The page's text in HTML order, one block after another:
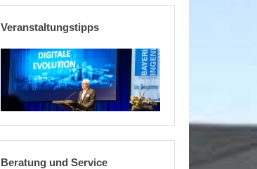
Veranstaltungstipps
Beratung und Service